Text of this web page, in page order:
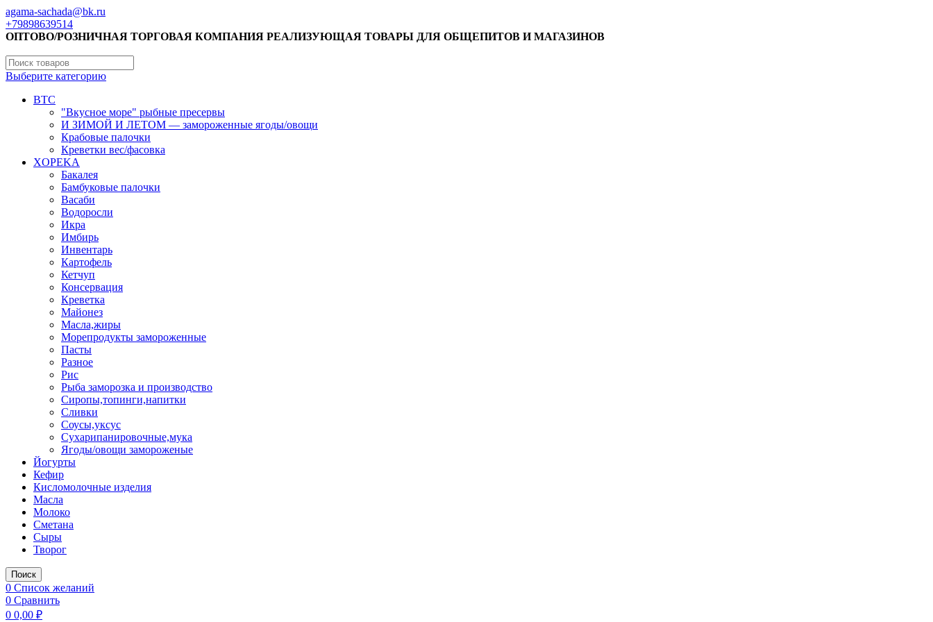
agama-sachada@bk.ru
+79898639514
ОПТОВО/РОЗНИЧНАЯ ТОРГОВАЯ КОМПАНИЯ РЕАЛИЗУЮЩАЯ ТОВАРЫ ДЛЯ ОБЩЕПИТОВ И МАГАЗИНОВ
Выберите категорию
BTC
"Вкусное море" рыбные пресервы
И ЗИМОЙ И ЛЕТОМ — замороженные ягоды/овощи
Крабовые палочки
Креветки вес/фасовка
XOPEKA
Бакалея
Бамбуковые палочки
Васаби
Водоросли
Икра
Имбирь
Инвентарь
Картофель
Кетчуп
Консервация
Креветка
Майонез
Масла,жиры
Морепродукты замороженные
Пасты
Разное
Рис
Рыба заморозка и производство
Сиропы,топинги,напитки
Сливки
Соусы,уксус
Сухарипанировочные,мука
Ягоды/овощи замороженые
Йогурты
Кефир
Кисломолочные изделия
Масла
Молоко
Сметана
Сыры
Творог
Поиск
0 Список желаний
0 Сравнить
0 0,00 ₽